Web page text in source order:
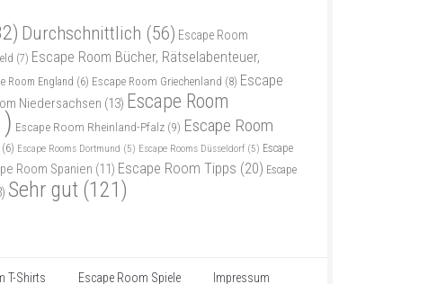
Durchschnittlich (56) Escape Room
(7) Escape Room Bücher, Rätselabenteuer,
Room England (6) Escape Room Griechenland (8) Escape
Niedersachsen (13) Escape Room
Escape Room Rheinland-Pfalz (9) Escape Room
(6) Escape Rooms Dortmund (5) Escape Rooms Düsseldorf (5) Escape
Room Spanien (11) Escape Room Tipps (20) Escape
Sehr gut (121)
T-Shirts Escape Room Spiele Impressum